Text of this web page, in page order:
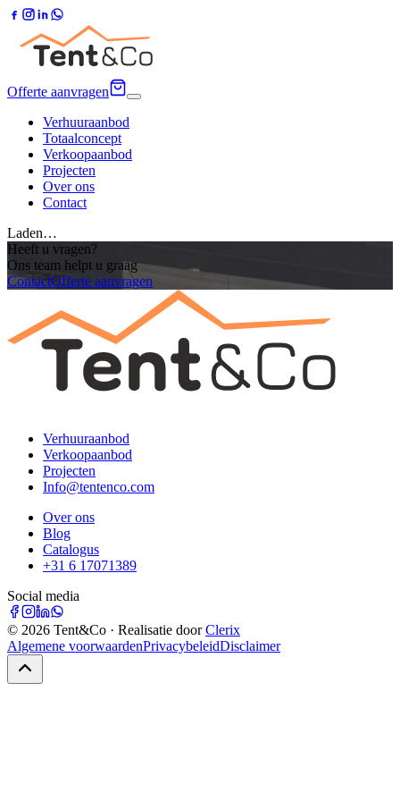
Offerte aanvragen
Verhuuraanbod
Totaalconcept
Verkoopaanbod
Projecten
Over ons
Contact
Laden…
Heeft u vragen?
Ons team helpt u graag
ContactOfferte aanvragen
Verhuuraanbod
Verkoopaanbod
Projecten
Info@tentenco.com
Over ons
Blog
Catalogus
+31 6 17071389
Social media
© 2026 Tent&Co · Realisatie door Clerix
Algemene voorwaardenPrivacybeleidDisclaimer